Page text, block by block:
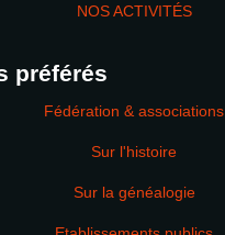
NOS ACTIVITÉS
préférés
Fédération & associations
Sur l'histoire
Sur la généalogie